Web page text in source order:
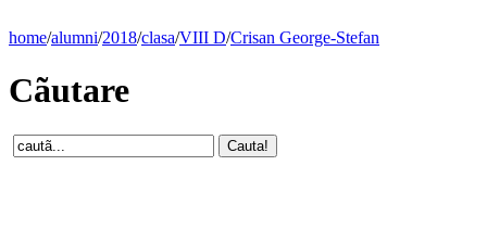
home/alumni/2018/clasa/VIII D/Crisan George-Stefan
Cãutare